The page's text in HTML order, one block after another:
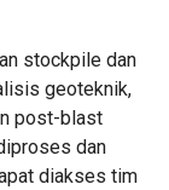
stockpile dan
geoteknik,
post-blast
dan
diakses tim